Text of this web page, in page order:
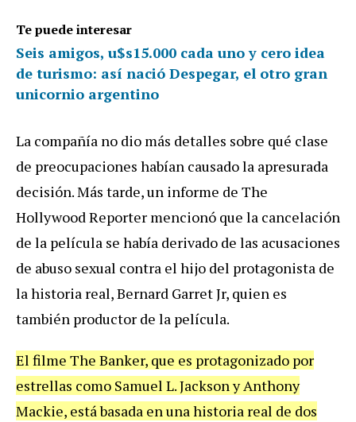
Te puede interesar
Seis amigos, u$s15.000 cada uno y cero idea
de turismo: así nació Despegar, el otro gran
unicornio argentino
La compañía no dio más detalles sobre qué clase
de preocupaciones habían causado la apresurada
decisión. Más tarde, un informe de The
Hollywood Reporter mencionó que la cancelación
de la película se había derivado de las acusaciones
de abuso sexual contra el hijo del protagonista de
la historia real, Bernard Garret Jr, quien es
también productor de la película.
El filme The Banker, que es protagonizado por
estrellas como Samuel L. Jackson y Anthony
Mackie, está basada en una historia real de dos